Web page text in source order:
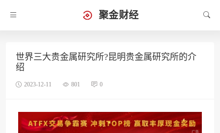
聚金财经
世界三大贵金属研究所?昆明贵金属研究所的介
绍
2023-12-11 801 0